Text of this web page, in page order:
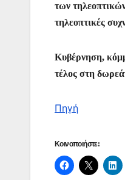
των
τηλεοπτικές
Κυβέρνηση,
τέλος στη
Πηγή
Κοινοποιήστε: